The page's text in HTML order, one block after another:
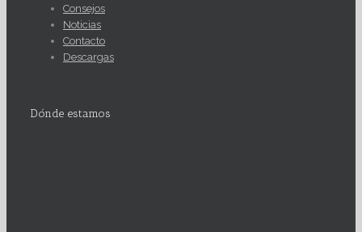
Consejos
Noticias
Contacto
Descargas
Dónde estamos